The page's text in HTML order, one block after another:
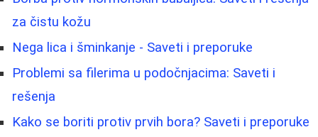
za čistu kožu
Nega lica i šminkanje - Saveti i preporuke
Problemi sa filerima u podočnjacima: Saveti i
rešenja
Kako se boriti protiv prvih bora? Saveti i preporuke